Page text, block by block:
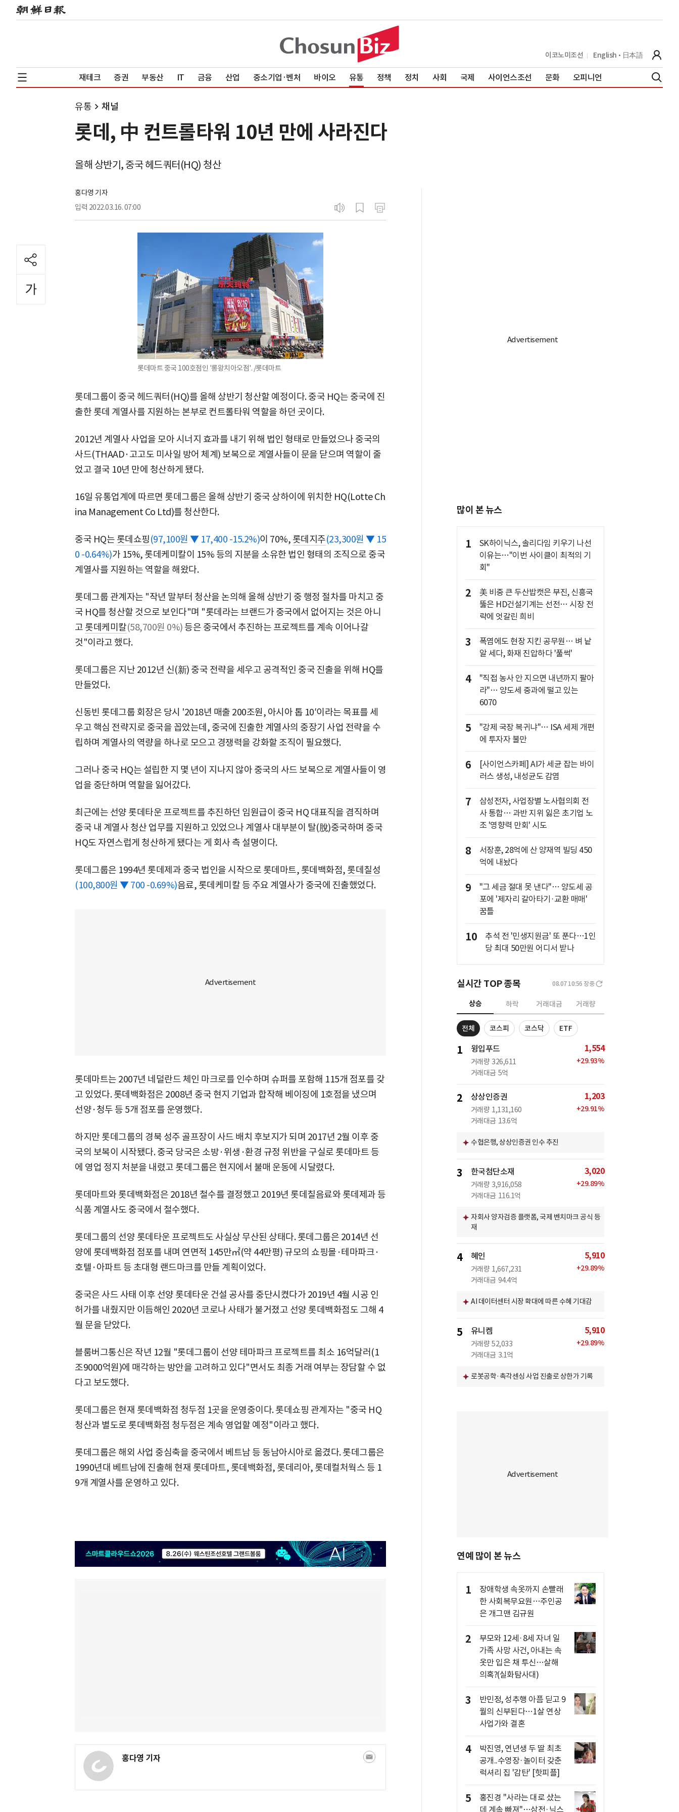
이코노미조선 English 日本語
재테크 증권 부동산 IT 금융 산업 중소기업·벤처 바이오 유통 정책 정치 사회 국제 사이언스조선 문화 오피니언
유통 채널
롯데, 中 컨트롤타워 10년 만에 사라진다
올해 상반기, 중국 헤드쿼터(HQ) 청산
홍다영 기자
입력 2022.03.16. 07:00
롯데마트 중국 100호점인 '롱왕치아오점'. /롯데마트
롯데그룹이 중국 헤드쿼터(HQ)를 올해 상반기 청산할 예정이다. 중국 HQ는 중국에 진
출한 롯데 계열사를 지원하는 본부로 컨트롤타워 역할을 하던 곳이다.
2012년 계열사 사업을 모아 시너지 효과를 내기 위해 법인 형태로 만들었으나 중국의
사드(THAAD·고고도 미사일 방어 체계) 보복으로 계열사들이 문을 닫으며 역할이 줄
었고 결국 10년 만에 청산하게 됐다.
16일 유통업계에 따르면 롯데그룹은 올해 상반기 중국 상하이에 위치한 HQ(Lotte Ch
ina Management Co Ltd)를 청산한다.
중국 HQ는 롯데쇼핑(97,100원 ▼ 17,400 -15.2%)이 70%, 롯데지주(23,300원 ▼ 15
0 -0.64%)가 15%, 롯데케미칼이 15% 등의 지분을 소유한 법인 형태의 조직으로 중국
계열사를 지원하는 역할을 해왔다.
롯데그룹 관계자는 "작년 말부터 청산을 논의해 올해 상반기 중 행정 절차를 마치고 중
국 HQ를 청산할 것으로 보인다"며 "롯데라는 브랜드가 중국에서 없어지는 것은 아니
고 롯데케미칼(58,700원 0%) 등은 중국에서 추진하는 프로젝트를 계속 이어나갈
것"이라고 했다.
롯데그룹은 지난 2012년 신(新) 중국 전략을 세우고 공격적인 중국 진출을 위해 HQ를
만들었다.
신동빈 롯데그룹 회장은 당시 '2018년 매출 200조원, 아시아 톱 10′이라는 목표를 세
우고 핵심 전략지로 중국을 꼽았는데, 중국에 진출한 계열사의 중장기 사업 전략을 수
립하며 계열사의 역량을 하나로 모으고 경쟁력을 강화할 조직이 필요했다.
그러나 중국 HQ는 설립한 지 몇 년이 지나지 않아 중국의 사드 보복으로 계열사들이 영
업을 중단하며 역할을 잃어갔다.
최근에는 선양 롯데타운 프로젝트를 추진하던 임원급이 중국 HQ 대표직을 겸직하며
중국 내 계열사 청산 업무를 지원하고 있었으나 계열사 대부분이 탈(脫)중국하며 중국
HQ도 자연스럽게 청산하게 됐다는 게 회사 측 설명이다.
롯데그룹은 1994년 롯데제과 중국 법인을 시작으로 롯데마트, 롯데백화점, 롯데칠성
(100,800원 ▼ 700 -0.69%)음료, 롯데케미칼 등 주요 계열사가 중국에 진출했었다.
롯데마트는 2007년 네덜란드 체인 마크로를 인수하며 슈퍼를 포함해 115개 점포를 갖
고 있었다. 롯데백화점은 2008년 중국 현지 기업과 합작해 베이징에 1호점을 냈으며
선양·청두 등 5개 점포를 운영했다.
하지만 롯데그룹의 경북 성주 골프장이 사드 배치 후보지가 되며 2017년 2월 이후 중
국의 보복이 시작됐다. 중국 당국은 소방·위생·환경 규정 위반을 구실로 롯데마트 등
에 영업 정지 처분을 내렸고 롯데그룹은 현지에서 불매 운동에 시달렸다.
롯데마트와 롯데백화점은 2018년 철수를 결정했고 2019년 롯데칠음료와 롯데제과 등
식품 계열사도 중국에서 철수했다.
롯데그룹의 선양 롯데타운 프로젝트도 사실상 무산된 상태다. 롯데그룹은 2014년 선
양에 롯데백화점 점포를 내며 연면적 145만㎡(약 44만평) 규모의 쇼핑몰·테마파크·
호텔·아파트 등 초대형 랜드마크를 만들 계획이었다.
중국은 사드 사태 이후 선양 롯데타운 건설 공사를 중단시켰다가 2019년 4월 시공 인
허가를 내줬지만 이듬해인 2020년 코로나 사태가 불거졌고 선양 롯데백화점도 그해 4
월 문을 닫았다.
블룸버그통신은 작년 12월 "롯데그룹이 선양 테마파크 프로젝트를 최소 16억달러(1
조9000억원)에 매각하는 방안을 고려하고 있다"면서도 최종 거래 여부는 장담할 수 없
다고 보도했다.
롯데그룹은 현재 롯데백화점 청두점 1곳을 운영중이다. 롯데쇼핑 관계자는 "중국 HQ
청산과 별도로 롯데백화점 청두점은 계속 영업할 예정"이라고 했다.
롯데그룹은 해외 사업 중심축을 중국에서 베트남 등 동남아시아로 옮겼다. 롯데그룹은
1990년대 베트남에 진출해 현재 롯데마트, 롯데백화점, 롯데리아, 롯데컬처웍스 등 1
9개 계열사를 운영하고 있다.
홍다영 기자
많이 본 뉴스
1
SK하이닉스, 솔리다임 키우기 나선
이유는…"이번 사이클이 최적의 기
회"
2
美 비중 큰 두산밥캣은 부진, 신흥국
뚫은 HD건설기계는 선전… 시장 전
략에 엇갈린 희비
3
폭염에도 현장 지킨 공무원… 벼 낱
알 세다, 화재 진압하다 '풀썩'
4
"직접 농사 안 지으면 내년까지 팔아
라"… 양도세 중과에 떨고 있는
6070
5
"강제 국장 복귀냐"… ISA 세제 개편
에 투자자 불만
6
[사이언스카페] AI가 세균 잡는 바이
러스 생성, 내성균도 감염
7
삼성전자, 사업장별 노사협의회 전
사 통합… 과반 지위 잃은 초기업 노
조 '영향력 만회' 시도
8
서장훈, 28억에 산 양재역 빌딩 450
억에 내놨다
9
"그 세금 절대 못 낸다"… 양도세 공
포에 '제자리 갈아타기·교환 매매'
꿈틀
10
추석 전 '민생지원금' 또 푼다…1인
당 최대 50만원 어디서 받나
실시간 TOP 종목 08.07 10:56 장중
상승 하락 거래대금 거래량
전체 코스피 코스닥 ETF
1 윙입푸드
거래량 326,611
거래대금 5억
1,554
+29.93%
2 상상인증권
거래량 1,131,160
거래대금 13.6억
1,203
+29.91%
수협은행, 상상인증권 인수 추진
3 한국첨단소재
거래량 3,916,058
거래대금 116.1억
3,020
+29.89%
자회사 양자검증 플랫폼, 국제 벤치마크 공식 등
재
4 혜인
거래량 1,667,231
거래대금 94.4억
5,910
+29.89%
AI 데이터센터 시장 확대에 따른 수혜 기대감
5 유니켐
거래량 52,033
거래대금 3.1억
5,910
+29.89%
로봇공학·촉각센싱 사업 진출로 상한가 기록
연예 많이 본 뉴스
1
장애학생 속옷까지 손빨래
한 사회복무요원…주인공
은 개그맨 김규원
2
부모와 12세·8세 자녀 일
가족 사망 사건, 아내는 속
옷만 입은 채 투신…살해
의혹?(실화탐사대)
3
반민정, 성추행 아픔 딛고 9
월의 신부된다…1살 연상
사업가와 결혼
4
박진영, 연년생 두 딸 최초
공개..수영장·놀이터 갖춘
럭셔리 집 '감탄' [핫피플]
5
홍진경 "사라는 대로 샀는
데 계속 빠져"…삼전·닉스